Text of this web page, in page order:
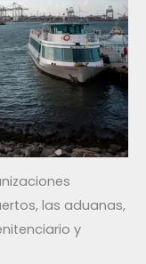
las aduanas,
y